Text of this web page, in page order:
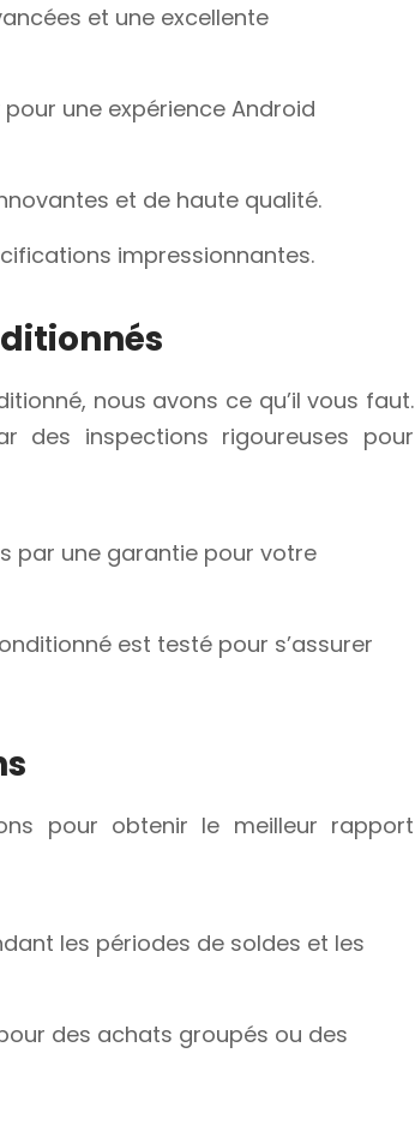
et une excellente
une expérience Android
et de haute qualité.
impressionnantes.
nous avons ce qu’il vous faut.
des inspections rigoureuses pour
par une garantie pour votre
est testé pour s’assurer
pour obtenir le meilleur rapport
les périodes de soldes et les
des achats groupés ou des